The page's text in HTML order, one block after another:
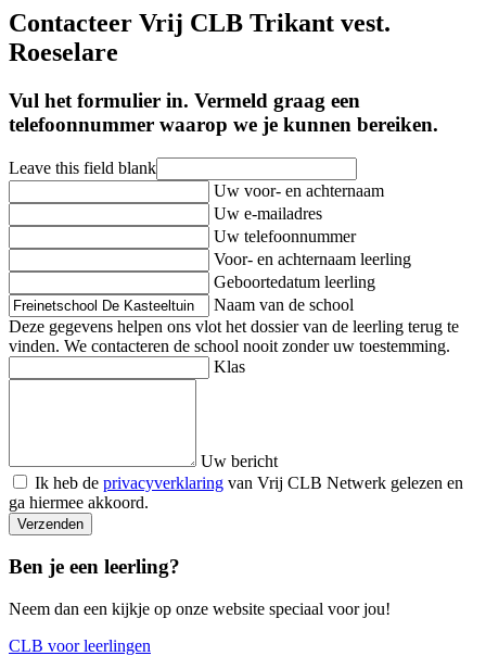
Contacteer Vrij CLB Trikant vest.
Roeselare
Vul het formulier in. Vermeld graag een
telefoonnummer waarop we je kunnen bereiken.
Leave this field blank
Uw voor- en achternaam
Uw e-mailadres
Uw telefoonnummer
Voor- en achternaam leerling
Geboortedatum leerling
Naam van de school
Deze gegevens helpen ons vlot het dossier van de leerling terug te
vinden. We contacteren de school nooit zonder uw toestemming.
Klas
Uw bericht
Ik heb de privacyverklaring van Vrij CLB Netwerk gelezen en
ga hiermee akkoord.
Verzenden
Ben je een leerling?
Neem dan een kijkje op onze website speciaal voor jou!
CLB voor leerlingen